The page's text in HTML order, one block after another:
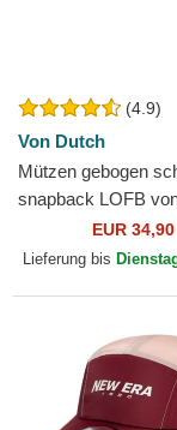
(4.9)
Von Dutch
Mützen gebogen
snapback LOFB
EUR 34,90
Lieferung bis